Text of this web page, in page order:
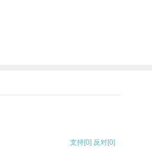
支持[0] 反对[0]